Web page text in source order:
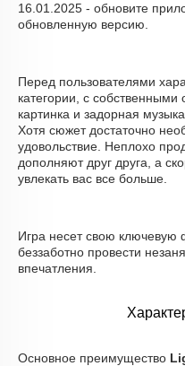
16.01.2025 - обновите
обновленную версию.
Перед пользователями
категории, с
картинка и задорная
Хотя сюжет достаточно
удовольствие. Неплохо
дополняют друг друга, а
увлекать вас все больше.
Игра несет свою ключевую
беззаботно провести
впечатления.
Основное преимущество